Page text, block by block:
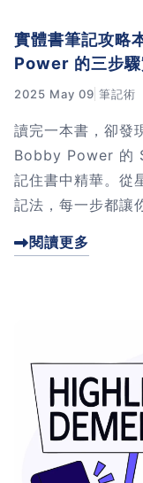
實體書筆記攻略
Power 的三步
2025 May 09 筆記術
讀完一本書，卻發
Bobby Power 的
記住書中精華。從
記法，每一步都讓
吧！
閱讀更多